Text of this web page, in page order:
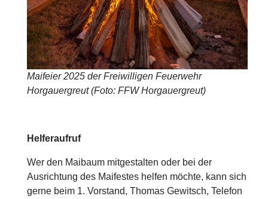
Maifeier 2025 der Freiwilligen Feuerwehr
Horgauergreut (Foto: FFW Horgauergreut)
Helferaufruf
Wer den Maibaum mitgestalten oder bei der
Ausrichtung des Maifestes helfen möchte, kann sich
gerne beim 1. Vorstand, Thomas Gewitsch, Telefon